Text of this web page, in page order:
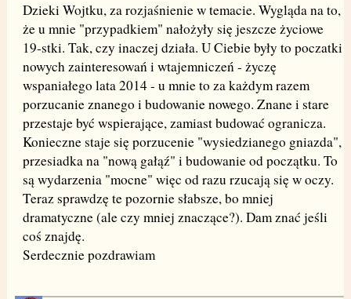
Dzieki Wojtku, za rozjaśnienie w temacie. Wygląda na to,
że u mnie "przypadkiem" nałożyły się jeszcze życiowe
19-stki. Tak, czy inaczej działa. U Ciebie były to poczatki
nowych zainteresowań i wtajemniczeń - życzę
wspaniałego lata 2014 - u mnie to za każdym razem
porzucanie znanego i budowanie nowego. Znane i stare
przestaje być wspierające, zamiast budować ogranicza.
Konieczne staje się porzucenie "wysiedzianego gniazda",
przesiadka na "nową gałąź" i budowanie od początku. To
są wydarzenia "mocne" więc od razu rzucają się w oczy.
Teraz sprawdzę te pozornie słabsze, bo mniej
dramatyczne (ale czy mniej znaczące?). Dam znać jeśli
coś znajdę.
Serdecznie pozdrawiam